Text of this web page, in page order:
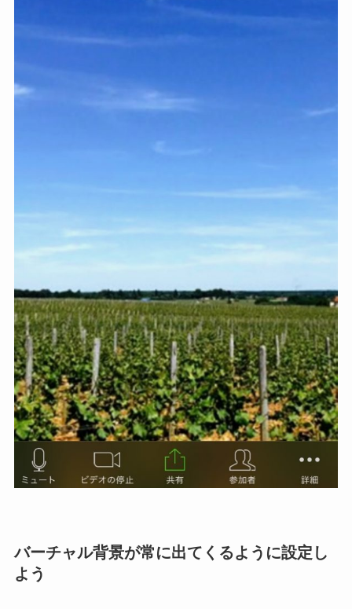
バーチャル背景が常に出てくるように設定し
よう